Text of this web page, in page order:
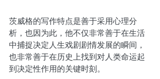
茨威格的写作特点是善于采用心理分
析，也因为此，他不仅非常善于在生活
中捕捉决定人生戏剧剧情发展的瞬间，
也非常善于在历史上找到对人类命运起
到决定性作用的关键时刻。